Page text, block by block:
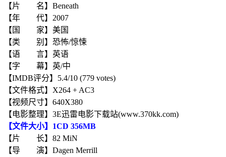
【片 名】Beneath
【年 代】2007
【国 家】美国
【类 别】恐怖/惊悚
【语 言】英语
【字 幕】英/中
【IMDB评分】5.4/10 (779 votes)
【文件格式】X264 + AC3
【视频尺寸】640X380
【电影整理】3E迅雷电影下载站(www.370kk.com)
【文件大小】1CD 356MB
【片 长】82 MiN
【导 演】Dagen Merrill